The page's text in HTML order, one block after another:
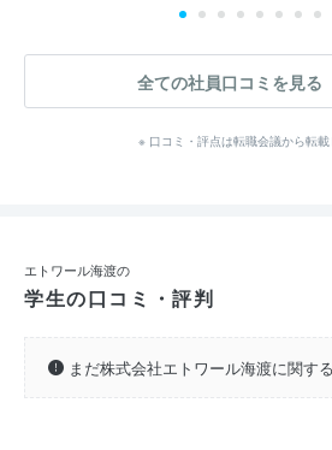
全ての社員口コミを見る
※ 口コミ・評点は転職会議から転載
エトワール海渡の
学生の口コミ・評判
まだ株式会社エトワール海渡に関す